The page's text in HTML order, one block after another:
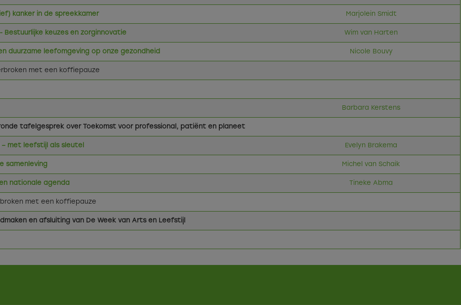
kanker in de spreekkamer Marjolein Smidt
keuzes en zorginnovatie Wim van Harten
duurzame leefomgeving op onze gezondheid Nicole Bouvy
met een koffiepauze
Barbara Kerstens
tafelgesprek over Toekomst voor professional, patiënt en planeet
met leefstijl als sleutel Evelyn Brakema
samenleving Michel van Schaik
nationale agenda Tineke Abma
met een koffiepauze
en afsluiting van De Week van Arts en Leefstijl